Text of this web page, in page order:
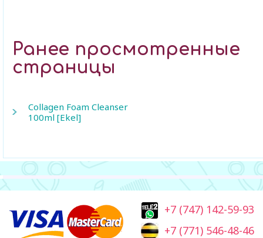
Ранее просмотренные
страницы
Collagen Foam Cleanser
100ml [Ekel]
+7 (747) 142-59-93
+7 (771) 546-48-46